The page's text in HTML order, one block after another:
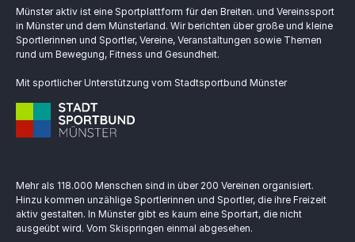
Münster aktiv ist eine Sportplattform für den Breiten. und Vereinssport
in Münster und dem Münsterland. Wir berichten über große und kleine
Sportlerinnen und Sportler, Vereine, Veranstaltungen sowie Themen
rund um Bewegung, Fitness und Gesundheit.
Mit sportlicher Unterstützung vom Stadtsportbund Münster
Mehr als 118.000 Menschen sind in über 200 Vereinen organisiert.
Hinzu kommen unzählige Sportlerinnen und Sportler, die ihre Freizeit
aktiv gestalten. In Münster gibt es kaum eine Sportart, die nicht
ausgeübt wird. Vom Skispringen einmal abgesehen.